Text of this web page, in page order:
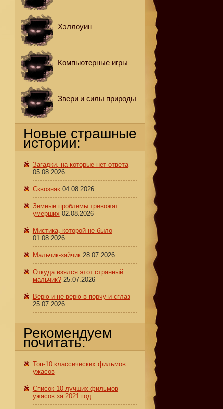
Хэллоуин
Компьютерные игры
Звери и силы природы
Новые страшные
истории:
Загадки, на которые нет ответа
05.08.2026
Сквозняк 04.08.2026
Земные проблемы тревожат
умерших 02.08.2026
Мистика, которой не было
01.08.2026
Мальчик-зайчик 28.07.2026
Откуда взялся этот странный
мальчик? 25.07.2026
Верю и не верю в порчу и сглаз
25.07.2026
Рекомендуем
почитать:
Топ-10 классических фильмов
ужасов
Список 10 лучших фильмов
ужасов за 2021 год